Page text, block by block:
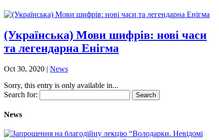
(Українська) Мови шифрів: нові часи
та легендарна Енігма
Oct 30, 2020 | News
Sorry, this entry is only available in...
Search for:
News